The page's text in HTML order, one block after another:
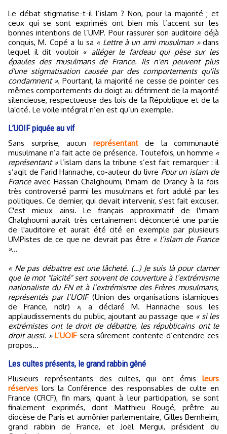
Le débat stigmatise-t-il l’islam ? Non, pour la majorité ; et
ceux qui se sont exprimés ont bien mis l’accent sur les
bonnes intentions de l’UMP. Pour rassurer son auditoire déjà
conquis, M. Copé a lu sa « Lettre à un ami musulman »dans
lequel il dit vouloir « alléger le fardeau qui pèse sur les
épaules des musulmans de France. Ils n'en peuvent plus
d'une stigmatisation causée par des comportements qu'ils
condamnent ». Pourtant, la majorité ne cesse de pointer ces
mêmes comportements du doigt au détriment de la majorité
silencieuse, respectueuse des lois de la République et de la
laïcité. Le voile intégral n’en est qu’un exemple.
L’UOIF piquée au vif
Sans surprise, aucun représentantde la communauté
musulmane n’a fait acte de présence. Toutefois, un homme «
représentant »l’islam dans la tribune s’est fait remarquer : il
s’agit de Farid Hannache, co-auteur du livre Pour un islam de
Franceavec Hassan Chalghoumi, l'imam de Drancy à la fois
très controversé parmi les musulmans et fort adulé par les
politiques. Ce dernier, qui devait intervenir, s'est fait excuser.
C'est mieux ainsi. Le français approximatif de l'imam
Chalghoumi aurait très certainement déconcerté une partie
de l'auditoire et aurait été cité en exemple par plusieurs
UMPistes de ce que ne devrait pas être « l’islam de France
»…
« Ne pas débattre est une lâcheté. (…) Je suis là pour clamer
que le mot "laïcité" sert souvent de couverture à l’extrémisme
nationaliste du FN et à l’extrémisme des Frères musulmans,
représentés par l’UOIF(Union des organisations islamiques
de France, ndlr) », a déclaré M. Hannache sous les
applaudissements du public, ajoutant au passage que « si les
extrémistes ont le droit de débattre, les républicains ont le
droit aussi. » L’UOIFsera sûrement contente d’entendre ces
propos...
Les cultes présents, le grand rabbin gêné
Plusieurs représentants des cultes, qui ont émis leurs
réserves lors la Conférence des responsables de culte en
France (CRCF), fin mars, quant à leur participation, se sont
finalement exprimés, dont Matthieu Rougé, prêtre au
diocèse de Paris et aumônier parlementaire, Gilles Bernheim,
grand rabbin de France, et Joël Mergui, président du